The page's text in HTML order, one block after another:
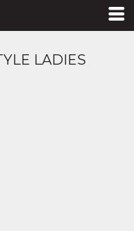
LADIES